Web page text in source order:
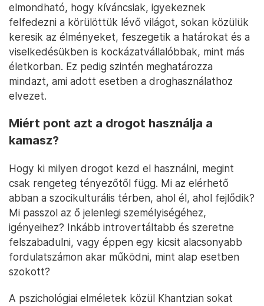
elmondható, hogy kíváncsiak, igyekeznek
felfedezni a körülöttük lévő világot, sokan közülük
keresik az élményeket, feszegetik a határokat és a
viselkedésükben is kockázatvállalóbbak, mint más
életkorban. Ez pedig szintén meghatározza
mindazt, ami adott esetben a droghasználathoz
elvezet.
Miért pont azt a drogot használja a
kamasz?
Hogy ki milyen drogot kezd el használni, megint
csak rengeteg tényezőtől függ. Mi az elérhető
abban a szocikulturális térben, ahol él, ahol fejlődik?
Mi passzol az ő jelenlegi személyiségéhez,
igényeihez? Inkább introvertáltabb és szeretne
felszabadulni, vagy éppen egy kicsit alacsonyabb
fordulatszámon akar működni, mint alap esetben
szokott?
A pszichológiai elméletek közül Khantzian sokat